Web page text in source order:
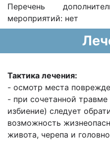
Перечень
мероприятий: нет
Тактика лечения:
- осмотр места
- при сочетанной
избиение) следует
возможность
живота, черепа и